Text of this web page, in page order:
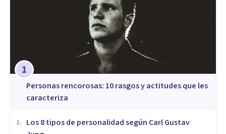
1
​Personas rencorosas: 10 rasgos y actitudes que les
caracteriza
2.
​Los 8 tipos de personalidad según Carl Gustav